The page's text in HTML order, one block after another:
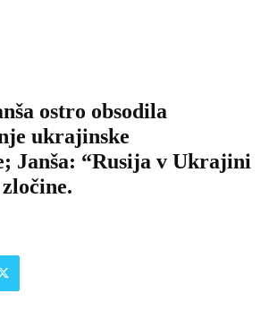
ostro obsodila
ukrajinske
Janša: “Rusija v Ukrajini